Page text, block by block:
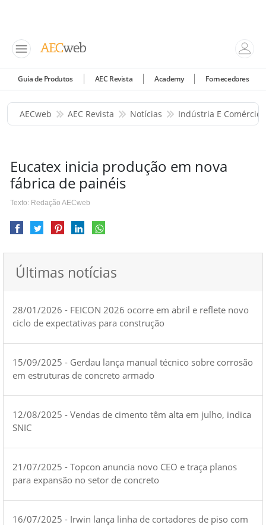
Guia de Produtos AEC Revista Academy Fornecedores
AECweb AEC Revista Notícias Indústria E Comércio
Eucatex inicia produção em nova
fábrica de painéis
Texto: Redação AECweb
Últimas notícias
28/01/2026 - FEICON 2026 ocorre em abril e reflete novo
ciclo de expectativas para construção
15/09/2025 - Gerdau lança manual técnico sobre corrosão
em estruturas de concreto armado
12/08/2025 - Vendas de cimento têm alta em julho, indica
SNIC
21/07/2025 - Topcon anuncia novo CEO e traça planos
para expansão no setor de concreto
16/07/2025 - Irwin lança linha de cortadores de piso com